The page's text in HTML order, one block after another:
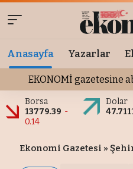
Anasayfa Yazarlar
EKONOMİ gazetesine
Borsa
13779.39 -
0.14
Dolar
Ekonomi Gazetesi »